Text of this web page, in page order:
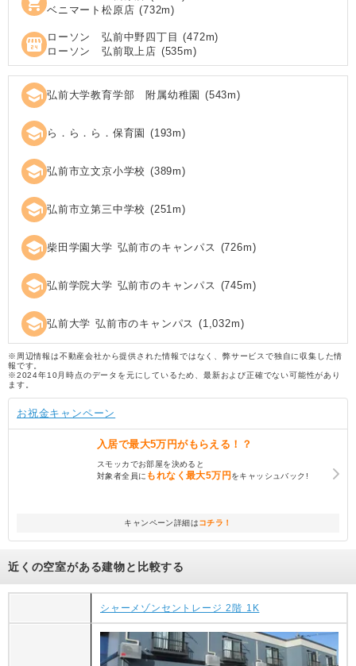
ベニマート松原店 (732m)
local_convenience_store ローソン 弘前中野四丁目 (472m)
ローソン 弘前取上店 (535m)
school 弘前大学教育学部 附属幼稚園 (543m)
school ら．ら．ら．保育園 (193m)
school 弘前市立文京小学校 (389m)
school 弘前市立第三中学校 (251m)
school 柴田学園大学 弘前市のキャンパス (726m)
school 弘前学院大学 弘前市のキャンパス (745m)
school 弘前大学 弘前市のキャンパス (1,032m)
※周辺情報は不動産会社から提供された情報ではなく、弊サービスで独自に収集した情
報です。
※2024年10月時点のデータを元にしているため、最新および正確でない可能性があり
ます。
お祝金キャンペーン
入居で最大5万円がもらえる！？
スモッカでお部屋を決めると
対象者全員に もれなく最大5万円 をキャッシュバック!
キャンペーン詳細はコチラ！
近くの空室がある建物と比較する
シャーメゾンセントレージ 2階 1K